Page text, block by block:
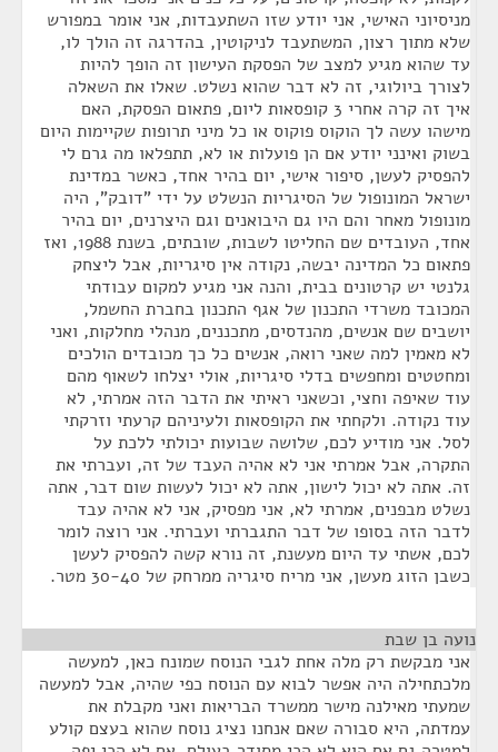
מניסיוני האישי, אני יודע שזו השתעבדות, אני אומר במפורש
שלא מתוך רצון, המשתעבד לניקוטין, בהדרגה זה הולך לו,
עד שהוא מגיע למצב של הפסקת העישון זה הופך להיות
לצורך ביולוגי, זה לא דבר שהוא נשלט. שאלו את השאלה
איך זה קרה אחרי 3 קופסאות ליום, פתאום הפסקת, האם
מישהו עשה לך הוקוס פוקוס או כל מיני תרופות שקיימות היום
בשוק ואינני יודע אם הן פועלות או לא, תתפלאו מה גרם לי
להפסיק לעשן, סיפור אישי, יום בהיר אחד, כאשר במדינת
ישראל המונופול של הסיגריות הנשלט על ידי "דובק", היה
מונופול מאחר והם היו גם היבואנים וגם היצרנים, יום בהיר
אחד, העובדים שם החליטו לשבות, שובתים, בשנת 1988, ואז
פתאום כל המדינה יבשה, נקודה אין סיגריות, אבל ליצחק
גלנטי יש קרטונים בבית, והנה אני מגיע למקום עבודתי
המכובד משרדי התכנון של אגף התכנון בחברת החשמל,
יושבים שם אנשים, מהנדסים, מתכננים, מנהלי מחלקות, ואני
לא מאמין למה שאני רואה, אנשים כל כך מכובדים הולכים
ומחטטים ומחפשים בדלי סיגריות, אולי יצלחו לשאוף מהם
עוד שאיפה וחצי, וכשאני ראיתי את הדבר הזה אמרתי, לא
עוד נקודה. ולקחתי את הקופסאות ולעיניהם קרעתי וזרקתי
לסל. אני מודיע לכם, שלושה שבועות יכולתי ללכת על
התקרה, אבל אמרתי אני לא אהיה העבד של זה, ועברתי את
זה. אתה לא יכול לישון, אתה לא יכול לעשות שום דבר, אתה
נשלט מבפנים, אמרתי לא, אני מפסיק, אני לא אהיה עבד
לדבר הזה בסופו של דבר התגברתי ועברתי. אני רוצה לומר
לכם, אשתי עד היום מעשנת, זה נורא קשה להפסיק לעשן
כשבן הזוג מעשן, אני מריח סיגריה ממרחק של 30-40 מטר.
נועה בן שבת
אני מבקשת רק מלה אחת לגבי הנוסח שמונח כאן, למעשה
מלכתחילה היה אפשר לבוא עם הנוסח כפי שהיה, אבל למעשה
שמעתי מאילנה מישר ממשרד הבריאות ואני מקבלת את
עמדתה, היא סבורה שאם אנחנו נציג נוסח שהוא בעצם קולע